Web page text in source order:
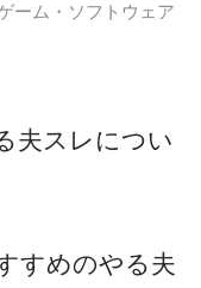
ム・ソフトウェア
夫スレについ
すめのやる夫